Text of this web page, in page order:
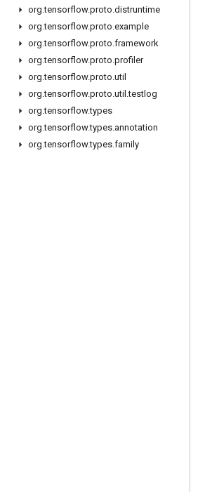
org.tensorflow.proto.distruntime
org.tensorflow.proto.example
org.tensorflow.proto.framework
org.tensorflow.proto.profiler
org.tensorflow.proto.util
org.tensorflow.proto.util .testlog
org.tensorflow.types
org.tensorflow.types.annotation
org.tensorflow.types.family